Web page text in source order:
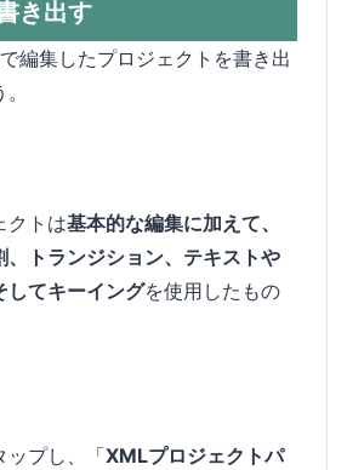
き出す
編集したプロジェクトを書き出
クトは基本的な編集に加えて、
、トランジション、テキストや
してキーイングを使用したもの
ップし、「XMLプロジェクトパ